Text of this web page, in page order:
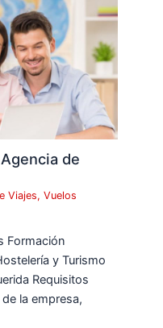
de
Viajes,Vuelos
Formación
y Turismo
Requisitos
la empresa,